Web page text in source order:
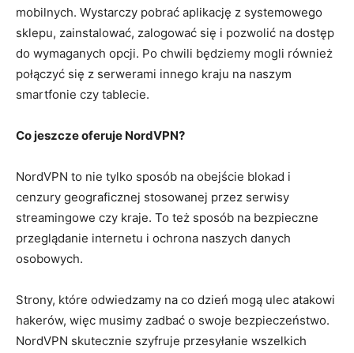
mobilnych. Wystarczy pobrać aplikację z systemowego
sklepu, zainstalować, zalogować się i pozwolić na dostęp
do wymaganych opcji. Po chwili będziemy mogli również
połączyć się z serwerami innego kraju na naszym
smartfonie czy tablecie.
Co jeszcze oferuje NordVPN?
NordVPN to nie tylko sposób na obejście blokad i
cenzury geograficznej stosowanej przez serwisy
streamingowe czy kraje. To też sposób na bezpieczne
przeglądanie internetu i ochrona naszych danych
osobowych.
Strony, które odwiedzamy na co dzień mogą ulec atakowi
hakerów, więc musimy zadbać o swoje bezpieczeństwo.
NordVPN skutecznie szyfruje przesyłanie wszelkich